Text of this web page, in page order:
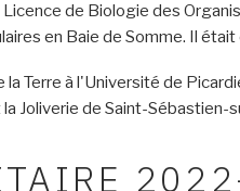
de Biologie des
en Baie de Somme. Il
Terre à l'Université de
Joliverie de Saint-